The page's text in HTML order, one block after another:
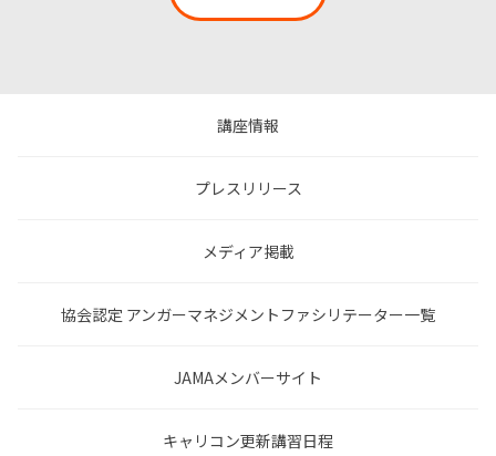
講座情報
プレスリリース
メディア掲載
協会認定 アンガーマネジメントファシリテーター一覧
JAMAメンバーサイト
キャリコン更新講習日程